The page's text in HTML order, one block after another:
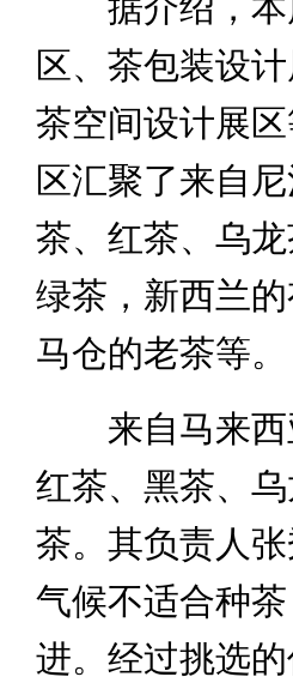
据介绍，本
区、茶包装设
茶空间设计展
区汇聚了来自
茶、红茶、乌
绿茶，新西兰
马仓的老茶等。
来自马来西
红茶、黑茶、
茶。其负责人
气候不适合种
进。经过挑选